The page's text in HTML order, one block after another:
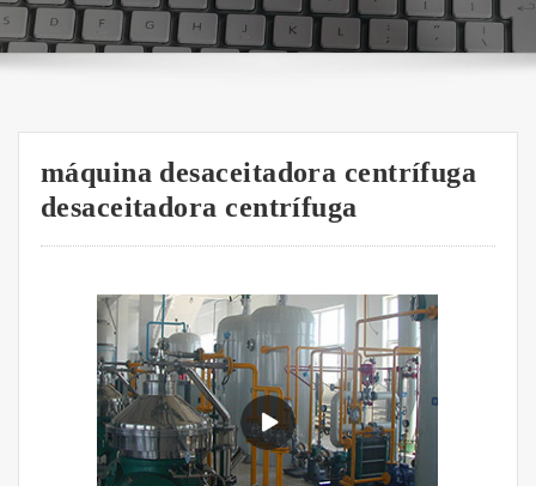
máquina desaceitadora centrífuga
desaceitadora centrífuga